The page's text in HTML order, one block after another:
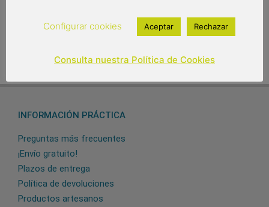
INFORMACIÓN PRÁCTICA
Preguntas más frecuentes
¡Envío gratuito!
Plazos de entrega
Política de devoluciones
Productos artesanos
Configurar cookies Aceptar Rechazar
Consulta nuestra Política de Cookies